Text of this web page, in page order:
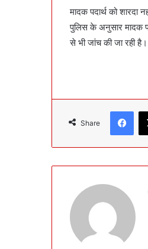
मादक पदार्थ को शारदा
पुलिस के अनुसार मादक
से भी जांच की जा रही
Share